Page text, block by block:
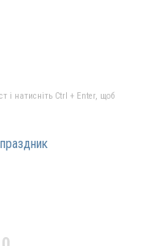
і натисніть Ctrl + Enter, щоб